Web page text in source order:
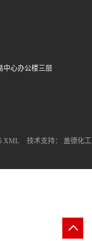
中心办公楼三层
XML 技术支持：
盖德化工